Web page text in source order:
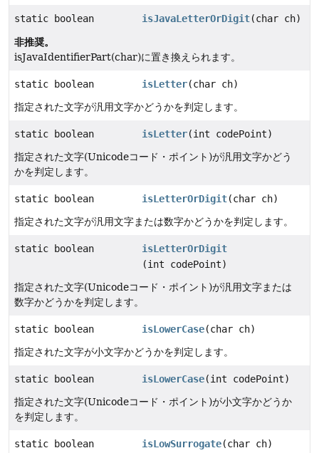
static boolean isJavaLetterOrDigit(char ch)
非推奨。
isJavaIdentifierPart(char)に置き換えられます。
static boolean isLetter(char ch)
指定された文字が汎用文字かどうかを判定します。
static boolean isLetter(int codePoint)
指定された文字(Unicodeコード・ポイント)が汎用文字かどう
かを判定します。
static boolean isLetterOrDigit(char ch)
指定された文字が汎用文字または数字かどうかを判定します。
static boolean
isLetterOrDigit
(int codePoint)
指定された文字(Unicodeコード・ポイント)が汎用文字または
数字かどうかを判定します。
static boolean isLowerCase(char ch)
指定された文字が小文字かどうかを判定します。
static boolean isLowerCase(int codePoint)
指定された文字(Unicodeコード・ポイント)が小文字かどうか
を判定します。
static boolean isLowSurrogate(char ch)